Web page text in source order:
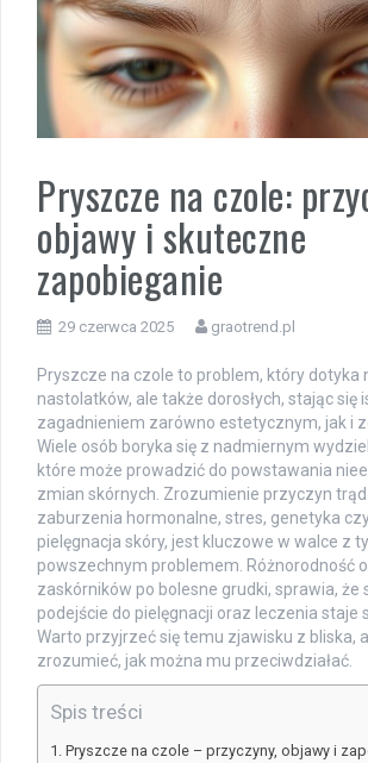
Pryszcze na czole:
objawy i skuteczne
zapobieganie
29 czerwca 2025 graotrend.pl
Pryszcze na czole to problem, który dotyka
nastolatków, ale także dorosłych, stając się
zagadnieniem zarówno estetycznym, jak i
Wiele osób boryka się z nadmiernym
które może prowadzić do powstawania
zmian skórnych. Zrozumienie przyczyn
zaburzenia hormonalne, stres, genetyka
pielęgnacja skóry, jest kluczowe w walce z
powszechnym problemem. Różnorodność
zaskórników po bolesne grudki, sprawia, że
podejście do pielęgnacji oraz leczenia staje
Warto przyjrzeć się temu zjawisku z bliska,
zrozumieć, jak można mu przeciwdziałać.
Spis treści
Pryszcze na czole – przyczyny, objawy i